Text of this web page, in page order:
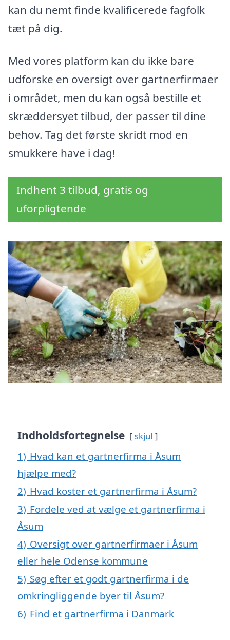
kan du nemt finde kvalificerede fagfolk
tæt på dig.
Med vores platform kan du ikke bare
udforske en oversigt over gartnerfirmaer
i området, men du kan også bestille et
skræddersyet tilbud, der passer til dine
behov. Tag det første skridt mod en
smukkere have i dag!
Indhent 3 tilbud, gratis og
uforpligtende
Indholdsfortegnelse skjul
1) Hvad kan et gartnerfirma i Åsum
hjælpe med?
2) Hvad koster et gartnerfirma i Åsum?
3) Fordele ved at vælge et gartnerfirma i
Åsum
4) Oversigt over gartnerfirmaer i Åsum
eller hele Odense kommune
5) Søg efter et godt gartnerfirma i de
omkringliggende byer til Åsum?
6) Find et gartnerfirma i Danmark